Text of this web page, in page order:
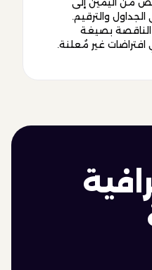
الجداول والترقيم.
الناقصة بصيغة